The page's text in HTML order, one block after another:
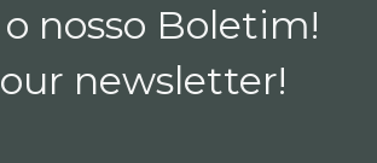
nosso Boletim!
newsletter!